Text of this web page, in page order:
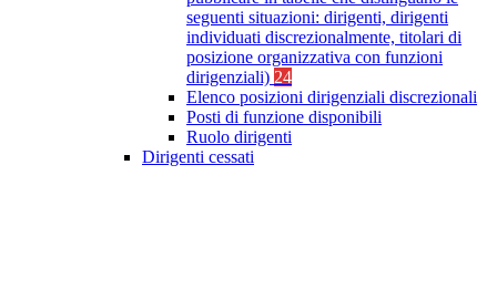
seguenti situazioni: dirigenti, dirigenti
individuati discrezionalmente, titolari di
posizione organizzativa con funzioni
dirigenziali) 24
Elenco posizioni dirigenziali discrezionali
Posti di funzione disponibili
Ruolo dirigenti
Dirigenti cessati